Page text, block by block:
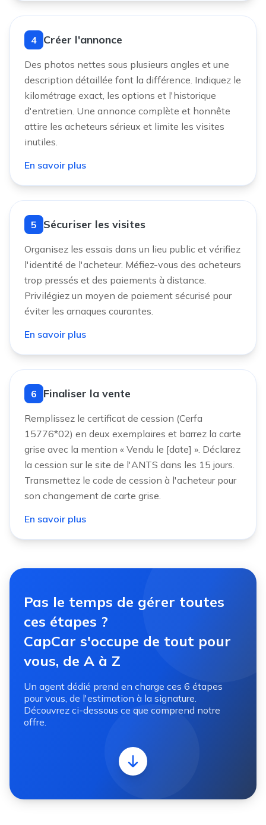
4 Créer l'annonce
Des photos nettes sous plusieurs angles et une
description détaillée font la différence. Indiquez le
kilométrage exact, les options et l'historique
d'entretien. Une annonce complète et honnête
attire les acheteurs sérieux et limite les visites
inutiles.
En savoir plus
5 Sécuriser les visites
Organisez les essais dans un lieu public et vérifiez
l'identité de l'acheteur. Méfiez-vous des acheteurs
trop pressés et des paiements à distance.
Privilégiez un moyen de paiement sécurisé pour
éviter les arnaques courantes.
En savoir plus
6 Finaliser la vente
Remplissez le certificat de cession (Cerfa
15776*02) en deux exemplaires et barrez la carte
grise avec la mention « Vendu le [date] ». Déclarez
la cession sur le site de l'ANTS dans les 15 jours.
Transmettez le code de cession à l'acheteur pour
son changement de carte grise.
En savoir plus
Pas le temps de gérer toutes
ces étapes ?
CapCar s'occupe de tout pour
vous, de A à Z
Un agent dédié prend en charge ces 6 étapes
pour vous, de l'estimation à la signature.
Découvrez ci-dessous ce que comprend notre
offre.